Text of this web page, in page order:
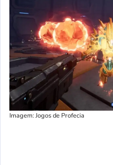
Imagem: Jogos de Profecia